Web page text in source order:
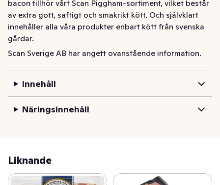
bacon tillhör vårt Scan Piggham-sortiment, vilket består
av extra gott, saftigt och smakrikt kött. Och självklart
innehåller alla våra produkter enbart kött från svenska
gårdar.
Bacon, som är rökt och rimmat sidfläsk, är en riktig
av extra gott, saftigt och smakrikt kött. Och självklart
gårdar.
Scan Sverige AB har angett ovanstående information.
Innehåll
Näringsinnehåll
Liknande